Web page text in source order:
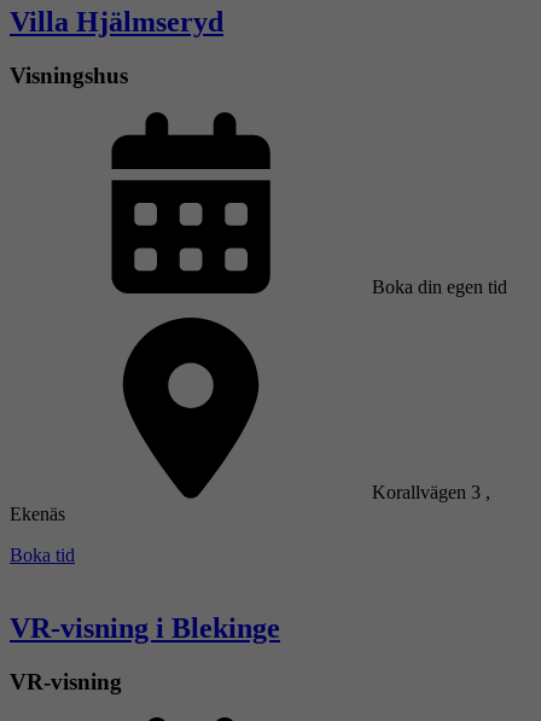
Villa Hjälmseryd
Visningshus
Boka din egen tid
Korallvägen 3 ,
Ekenäs
Boka tid
VR-visning i Blekinge
VR-visning